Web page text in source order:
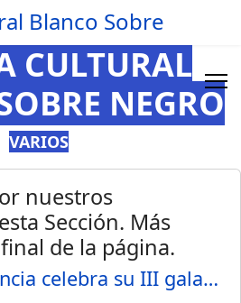
CULTURAL
NEGRO
VARIOS
nuestros
Sección. Más
de la página.
celebra su III gala…